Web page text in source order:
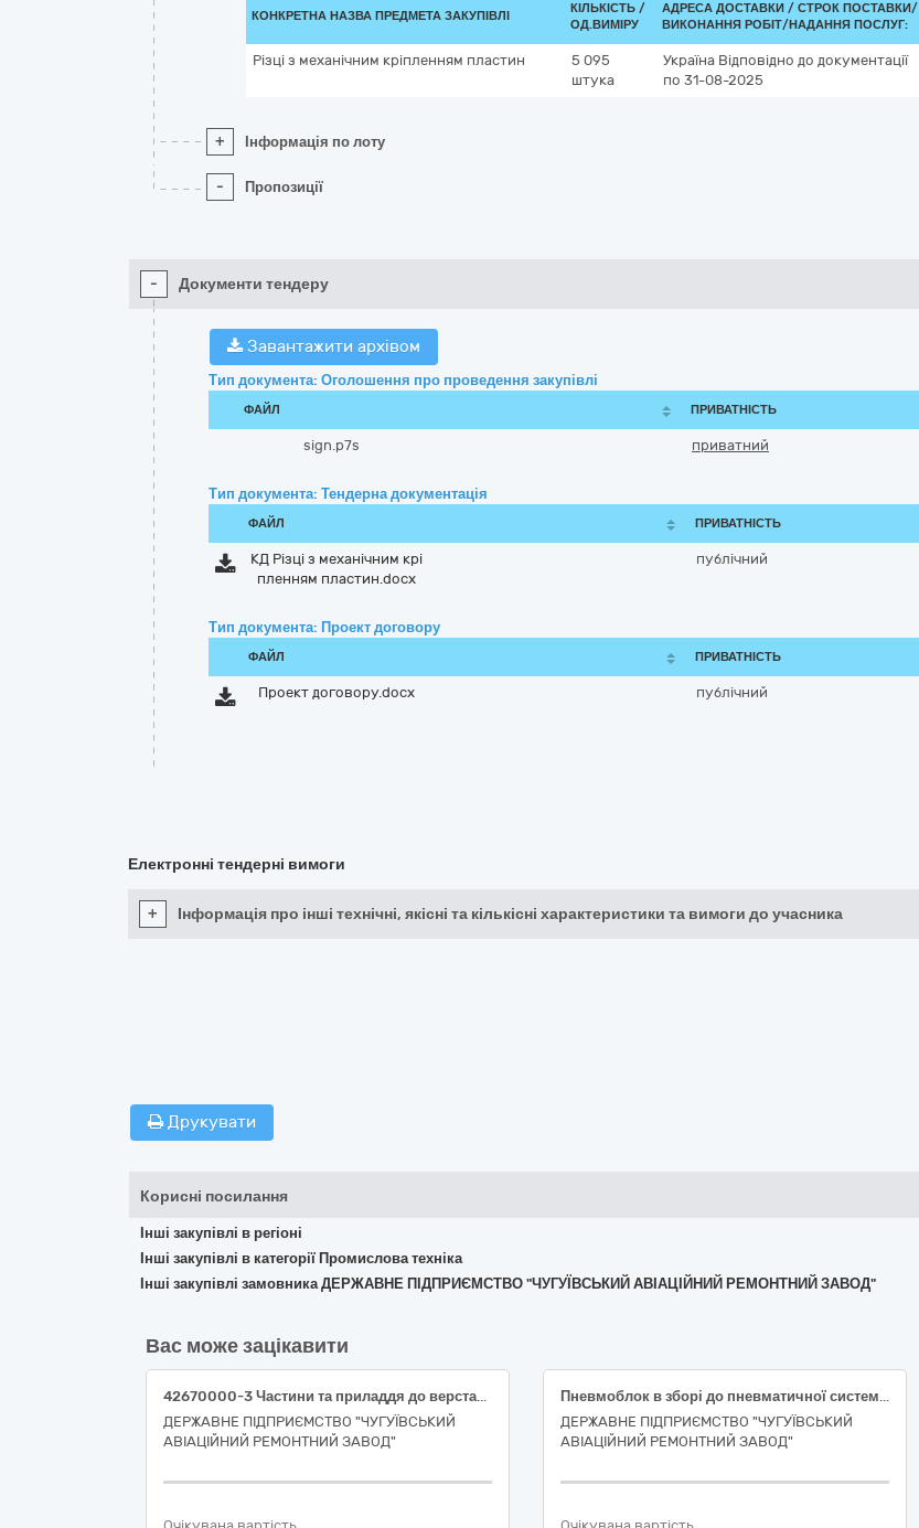
КОНКРЕТНА НАЗВА ПРЕДМЕТА ЗАКУПІВЛІ
КІЛЬКІСТЬ /
ОД.ВИМІРУ
АДРЕСА ДОСТАВКИ / СТРОК ПОСТАВКИ/
ВИКОНАННЯ РОБІТ/НАДАННЯ ПОСЛУГ:
Різці з механічним кріпленням пластин
5 095
штука
Україна Відповідно до документації
по 31-08-2025
+ Інформація по лоту
- Пропозиції
- Документи тендеру
Завантажити архівом
Тип документа: Оголошення про проведення закупівлі
ФАЙЛ ПРИВАТНІСТЬ
sign.p7s приватний
Тип документа: Тендерна документація
ФАЙЛ ПРИВАТНІСТЬ
КД Різці з механічним крі
пленням пластин.docx
публічний
Тип документа: Проект договору
ФАЙЛ ПРИВАТНІСТЬ
Проект договору.docx публічний
Електронні тендерні вимоги
+ Інформація про інші технічні, якісні та кількісні характеристики та вимоги до учасника
Друкувати
Корисні посилання
Інші закупівлі в регіоні
Інші закупівлі в категорії Промислова техніка
Інші закупівлі замовника ДЕРЖАВНЕ ПІДПРИЄМСТВО "ЧУГУЇВСЬКИЙ АВІАЦІЙНИЙ РЕМОНТНИЙ ЗАВОД"
Вас може зацікавити
42670000-3 Частини та приладдя до верстатів (Ріжуче приладдя та комплектуючі до верстатів)
ДЕРЖАВНЕ ПІДПРИЄМСТВО "ЧУГУЇВСЬКИЙ
АВІАЦІЙНИЙ РЕМОНТНИЙ ЗАВОД"
Пневмоблок в зборі до пневматичної системи фрезерного оброблювального центру з ЧПК моделі DMU-100Т2
ДЕРЖАВНЕ ПІДПРИЄМСТВО "ЧУГУЇВСЬКИЙ
АВІАЦІЙНИЙ РЕМОНТНИЙ ЗАВОД"